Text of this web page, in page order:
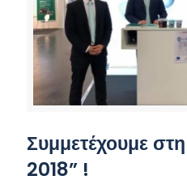
Συμμετέχουμε
2018” !